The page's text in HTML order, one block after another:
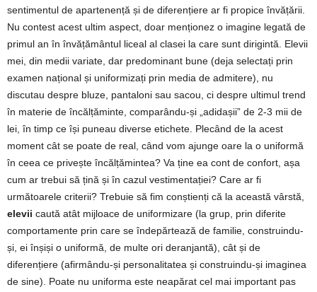
sentimentul de apartenență și de diferențiere ar fi propice învățării.
Nu contest acest ultim aspect, doar menționez o imagine legată de
primul an în învățământul liceal al clasei la care sunt dirigintă. Elevii
mei, din medii variate, dar predominant bune (deja selectați prin
examen național și uniformizați prin media de admitere), nu
discutau despre bluze, pantaloni sau sacou, ci despre ultimul trend
în materie de încălțăminte, comparându-și „adidașii” de 2-3 mii de
lei, în timp ce își puneau diverse etichete. Plecând de la acest
moment cât se poate de real, când vom ajunge oare la o uniformă
în ceea ce privește încălțămintea? Va ține ea cont de confort, așa
cum ar trebui să țină și în cazul vestimentației? Care ar fi
următoarele criterii? Trebuie să fim conștienți că la această vârstă,
elevii caută atât mijloace de uniformizare (la grup, prin diferite
comportamente prin care se îndepărtează de familie, construindu-
și, ei înșiși o uniformă, de multe ori deranjantă), cât și de
diferențiere (afirmându-și personalitatea și construindu-și imaginea
de sine). Poate nu uniforma este neapărat cel mai important pas